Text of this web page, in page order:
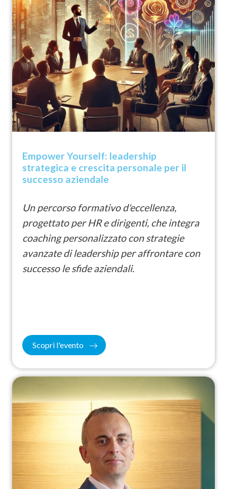
Empower Yourself: leadership
strategica e crescita personale per il
successo aziendale
Un percorso formativo d'eccellenza,
progettato per HR e dirigenti, che integra
coaching personalizzato con strategie
avanzate di leadership per affrontare con
successo le sfide aziendali.
Scopri l'evento